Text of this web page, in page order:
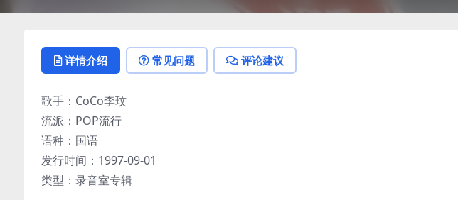
详情介绍 常见问题 评论建议
歌手：CoCo李玟
流派：POP流行
语种：国语
发行时间：1997-09-01
类型：录音室专辑